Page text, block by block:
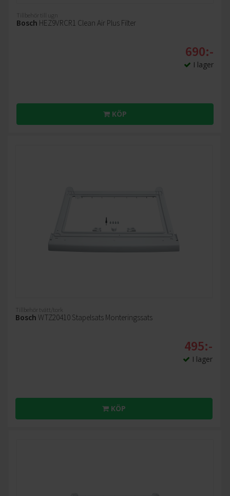
Tillbehör till ugn
Bosch HEZ9VRCR1 Clean Air Plus Filter
690:-
I lager
KÖP
Tillbehör tvätt/tork
Bosch WTZ20410 Stapelsats Monteringssats
495:-
I lager
KÖP